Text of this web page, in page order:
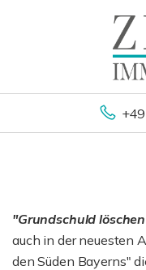
"Grundschuld
auch in der neuesten
den Süden Bayerns"